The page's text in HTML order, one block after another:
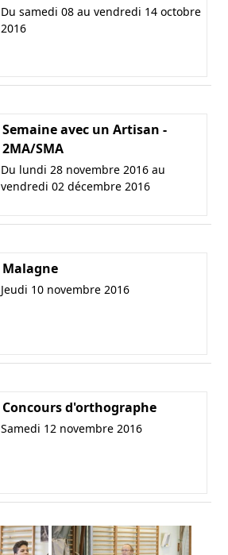
Du samedi 08 au vendredi 14 octobre
2016
Semaine avec un Artisan -
2MA/SMA
Du lundi 28 novembre 2016 au
vendredi 02 décembre 2016
Malagne
Jeudi 10 novembre 2016
Concours d'orthographe
Samedi 12 novembre 2016